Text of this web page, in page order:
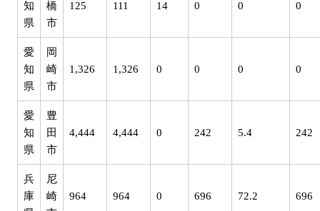
知
県
橋
市
125 111 14 0 0 0
愛
知
県
岡
崎
市
1,326 1,326 0 0 0 0
愛
知
県
豊
田
市
4,444 4,444 0 242 5.4 242
兵
庫
尼
崎
964 964 0 696 72.2 696